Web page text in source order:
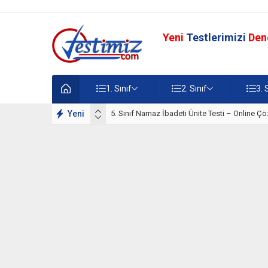
Yeni Testlerimizi
1. Sınıf 2. Sınıf 3.
Yeni 5. Sınıf Namaz İbadeti Ünite Testi – Online